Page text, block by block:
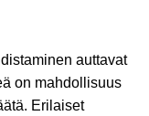
auttavat
on mahdollisuus
Erilaiset